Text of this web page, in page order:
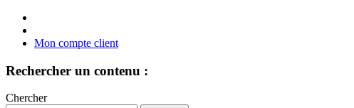
Mon compte client
Rechercher un contenu :
Chercher